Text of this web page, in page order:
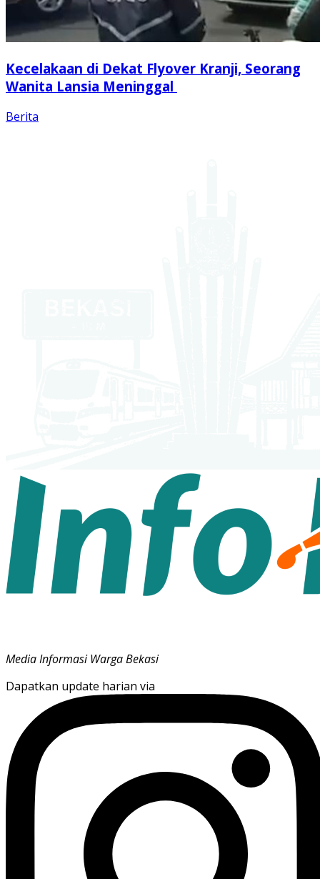
Kecelakaan di Dekat Flyover Kranji, Seorang
Wanita Lansia Meninggal
Berita
Media Informasi Warga Bekasi
Dapatkan update harian via